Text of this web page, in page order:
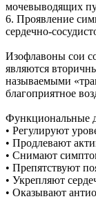
мочевыводящих
6. Проявление
сердечно-
Изофлавоны сои
являются
называемыми
благоприятное
Функциональные
• Регулируют
• Продлевают
• Снимают
• Препятствуют
• Укрепляют
• Оказывают